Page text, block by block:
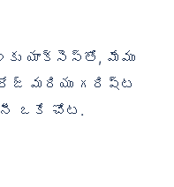
యాక్సెస్‌తో, మేము
మరియు గరిష్ట
ఒకే చోట.